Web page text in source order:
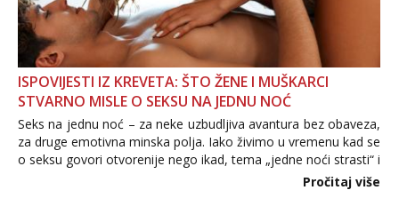
ISPOVIJESTI IZ KREVETA: ŠTO ŽENE I MUŠKARCI
STVARNO MISLE O SEKSU NA JEDNU NOĆ
Seks na jednu noć – za neke uzbudljiva avantura bez obaveza,
za druge emotivna minska polja. Iako živimo u vremenu kad se
o seksu govori otvorenije nego ikad, tema „jedne noći strasti“ i
dalje izaziva burne rasprave. Što zapravo misle žene, a što
Pročitaj više